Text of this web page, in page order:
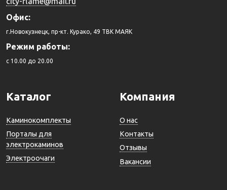
Офис:
г.Новокузнецк, пр-кт. Курако, 49 ТВК МАЯК
Режим работы:
c 10.00 до 20.00
Каталог
Каминокомплекты
Порталы для
электрокаминов
Электроочаги
Компания
О нас
Контакты
Отзывы
Вакансии